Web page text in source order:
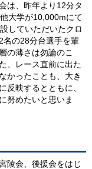
は、昨年より12分タ
大学が10,000mにて
していただいたクロ
名の28分台選手を輩
の薄さは勿論のこ
、レース直前に出た
かったことも、大き
反映するとともに、
努めたいと思いま
陵会、後援会をはじ